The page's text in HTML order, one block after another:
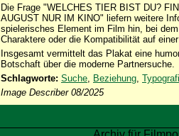
Die Frage "WELCHES TIER BIST DU?
AUGUST NUR IM KINO" liefern weitere
spielerisches Element im Film hin, bei
Charaktere oder die Kompatibilität auf
Insgesamt vermittelt das Plakat eine
Botschaft über die moderne Partnersuche.
Schlagworte: Suche, Beziehung,
Image Describer 08/2025